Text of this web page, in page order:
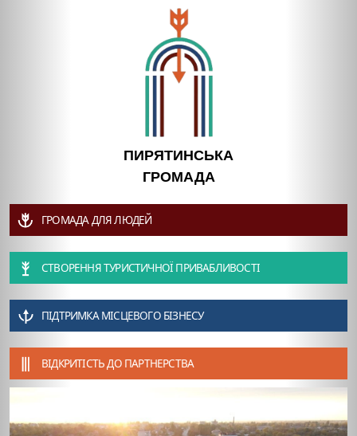
ПИРЯТИНСЬКА
ГРОМАДА
ГРОМАДА ДЛЯ ЛЮДЕЙ
СТВОРЕННЯ ТУРИСТИЧНОЇ ПРИВАБЛИВОСТІ
ПІДТРИМКА МІСЦЕВОГО БІЗНЕСУ
ВІДКРИТІСТЬ ДО ПАРТНЕРСТВА